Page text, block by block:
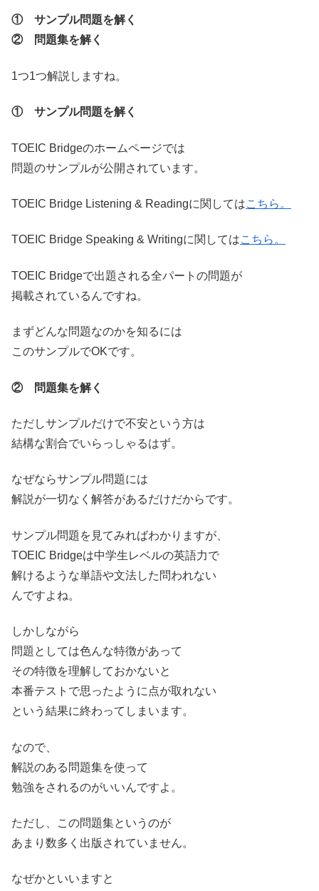
① サンプル問題を解く
② 問題集を解く
1つ1つ解説しますね。
① サンプル問題を解く
TOEIC Bridgeのホームページでは
問題のサンプルが公開されています。
TOEIC Bridge Listening & Readingに関してはこちら。
TOEIC Bridge Speaking & Writingに関してはこちら。
TOEIC Bridgeで出題される全パートの問題が
掲載されているんですね。
まずどんな問題なのかを知るには
このサンプルでOKです。
② 問題集を解く
ただしサンプルだけで不安という方は
結構な割合でいらっしゃるはず。
なぜならサンプル問題には
解説が一切なく解答があるだけだからです。
サンプル問題を見てみればわかりますが、
TOEIC Bridgeは中学生レベルの英語力で
解けるような単語や文法した問われない
んですよね。
しかしながら
問題としては色んな特徴があって
その特徴を理解しておかないと
本番テストで思ったように点が取れない
という結果に終わってしまいます。
なので、
解説のある問題集を使って
勉強をされるのがいいんですよ。
ただし、この問題集というのが
あまり数多く出版されていません。
なぜかといいますと